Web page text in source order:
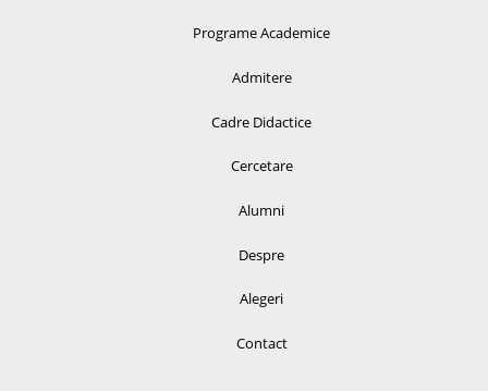
Programe Academice
Admitere
Cadre Didactice
Cercetare
Alumni
Despre
Alegeri
Contact